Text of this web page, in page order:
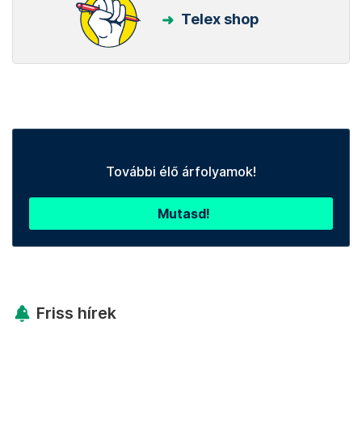
Telex shop
További élő árfolyamok!
Mutasd!
Friss hírek